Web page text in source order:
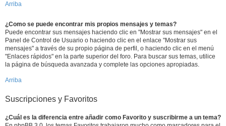
Arriba
¿Como se puede encontrar mis propios mensajes y temas?
Puede encontrar sus mensajes haciendo clic en "Mostrar sus mensajes" en el
Panel de Control de Usuario o haciendo clic en el enlace "Mostrar sus
mensajes" a través de su propio página de perfil, o haciendo clic en el menú
"Enlaces rápidos" en la parte superior del foro. Para buscar sus temas, utilice
la página de búsqueda avanzada y complete las opciones apropiadas.
Arriba
Suscripciones y Favoritos
¿Cuál es la diferencia entre añadir como Favorito y suscribirme a un tema?